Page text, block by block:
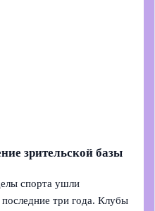
зрительской базы
спорта ушли
три года. Клубы